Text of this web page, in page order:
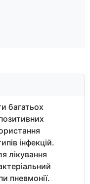
багатьох
інфекцій.
лікування
пневмонії.